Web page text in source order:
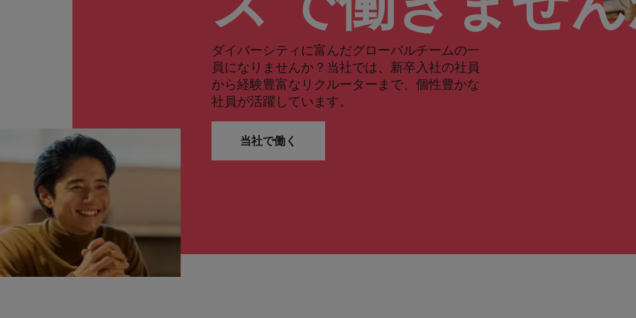
ダイバーシティに富んだグローバルチームの一
員になりませんか？当社では、新卒入社の社員
から経験豊富なリクルーターまで、個性豊かな
社員が活躍しています。
当社で働く